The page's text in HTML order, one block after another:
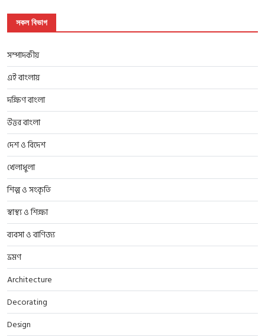
সকল বিভাগ
সম্পাদকীয়
এই বাংলায়
দক্ষিণ বাংলা
উত্তর বাংলা
দেশ ও বিদেশ
খেলাধুলা
শিল্প ও সংকৃতি
স্বাস্থ্য ও শিক্ষা
ব্যবসা ও বাণিজ্য
ভ্রমণ
Architecture
Decorating
Design